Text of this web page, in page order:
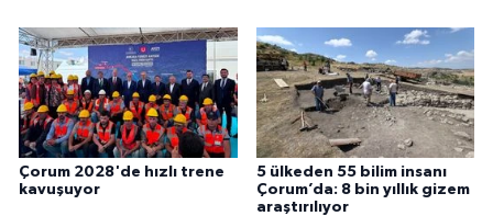
Çorum 2028'de hızlı trene
kavuşuyor
5 ülkeden 55 bilim insanı
Çorum’da: 8 bin yıllık gizem
araştırılıyor